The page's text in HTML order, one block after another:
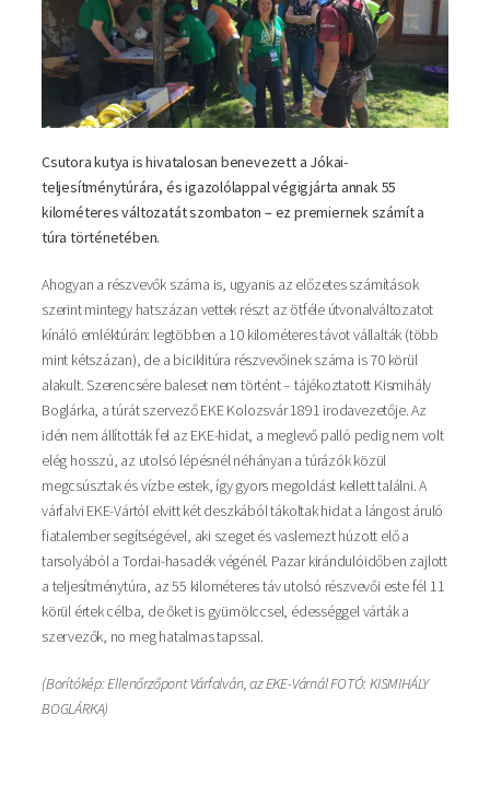
Csutora kutya is hivatalosan benevezett a Jókai-
teljesítménytúrára, és igazolólappal végigjárta annak 55
kilométeres változatát szombaton – ez premiernek számít a
túra történetében.
Ahogyan a részvevők száma is, ugyanis az előzetes számítások
szerint mintegy hatszázan vettek részt az ötféle útvonalváltozatot
kínáló emléktúrán: legtöbben a 10 kilométeres távot vállalták (több
mint kétszázan), de a biciklitúra részvevőinek száma is 70 körül
alakult. Szerencsére baleset nem történt – tájékoztatott Kismihály
Boglárka, a túrát szervező EKE Kolozsvár 1891 irodavezetője. Az
idén nem állították fel az EKE-hidat, a meglevő palló pedig nem volt
elég hosszú, az utolsó lépésnél néhányan a túrázók közül
megcsúsztak és vízbe estek, így gyors megoldást kellett találni. A
várfalvi EKE-Vártól elvitt két deszkából tákoltak hidat a lángost áruló
fiatalember segítségével, aki szeget és vaslemezt húzott elő a
tarsolyából a Tordai-hasadék végénél. Pazar kirándulóidőben zajlott
a teljesítménytúra, az 55 kilométeres táv utolsó részvevői este fél 11
körül értek célba, de őket is gyümölccsel, édességgel várták a
szervezők, no meg hatalmas tapssal.
(Borítókép: Ellenőrzőpont Várfalván, az EKE-Várnál FOTÓ: KISMIHÁLY
BOGLÁRKA)